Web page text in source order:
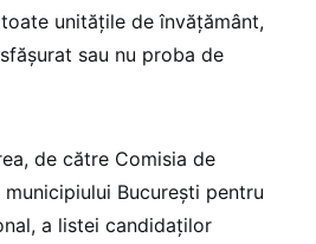
unitățile de învățământ,
sau nu proba de
de către Comisia de
București pentru
a listei candidaților